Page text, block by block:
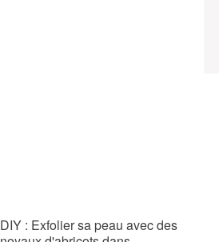
DIY : Exfolier sa peau avec des